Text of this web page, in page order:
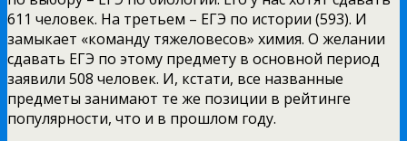
611 человек. На третьем – ЕГЭ по истории (593). И
замыкает «команду тяжеловесов» химия. О желании
сдавать ЕГЭ по этому предмету в основной период
заявили 508 человек. И, кстати, все названные
предметы занимают те же позиции в рейтинге
популярности, что и в прошлом году.